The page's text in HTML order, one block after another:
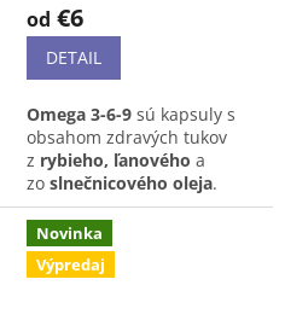
od €6
DETAIL
Omega 3-6-9 sú kapsuly s
obsahom zdravých tukov
z rybieho, ľanového a
zo slnečnicového oleja.
Vďakatomu sú zdrojom
dôležitých
9 mastných kyselín, ktoré
majú v tele množstvo
Novinka
Výpredaj